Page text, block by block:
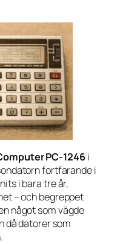
PC-1246i
fortfarande i
i bara tre år,
– och begreppet
något som vägde
då datorer som